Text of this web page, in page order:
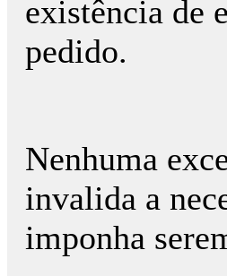
existência de
pedido.
Nenhuma
invalida a
imponha